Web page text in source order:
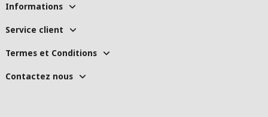
Informations
Service client
Termes et Conditions
Contactez nous